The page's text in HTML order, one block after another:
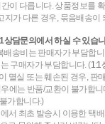
이 다릅니다. 상품정보를
지가 다른 경우, 묶음배송이
상담문의에서 하실 수 있습
배송비는 판매자가 부담합
구매자가 부담합니다. (1:1
멸실 또는 훼손된 경우,
에는 반품/교환이 불가합
가합니다.)
서 최초 발송시 이용한 택